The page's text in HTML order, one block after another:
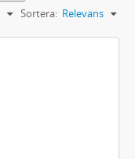
Sortera: Relevans